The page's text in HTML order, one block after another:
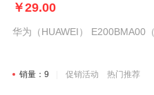
￥29.00
华为（HUAWEI） E200BMA00
销量：9 促销活动 热门推荐